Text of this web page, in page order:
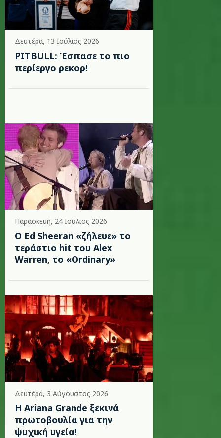
Δευτέρα, 13 Ιούλιος 2026
PITBULL: Έσπασε το πιο
περίεργο ρεκορ!
Παρασκευή, 24 Ιούλιος 2026
Ο Ed Sheeran «ζήλευε» το
τεράστιο hit του Alex
Warren, το «Ordinary»
Δευτέρα, 3 Αύγουστος 2026
Η Ariana Grande ξεκινά
πρωτοβουλία για την
ψυχική υγεία!